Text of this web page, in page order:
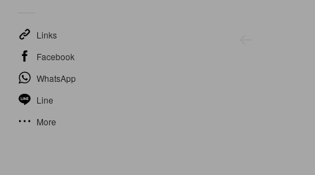
Links
Facebook
WhatsApp
Line
More